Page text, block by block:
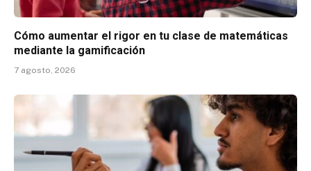
Cómo aumentar el rigor en tu clase de matemáticas
mediante la gamificación
7 agosto, 2026